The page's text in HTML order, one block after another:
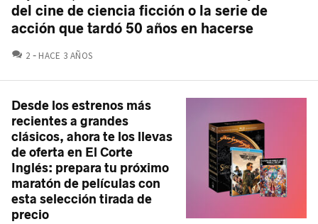
del cine de ciencia ficción o la serie de
acción que tardó 50 años en hacerse
2 COMENTARIOS
HACE 3 AÑOS
Desde los estrenos más
recientes a grandes
clásicos, ahora te los llevas
de oferta en El Corte
Inglés: prepara tu próximo
maratón de películas con
esta selección tirada de
precio